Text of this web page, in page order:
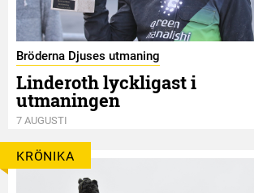
Bröderna Djuses utmaning
Linderoth lyckligast i
utmaningen
7 AUGUSTI
KRÖNIKA